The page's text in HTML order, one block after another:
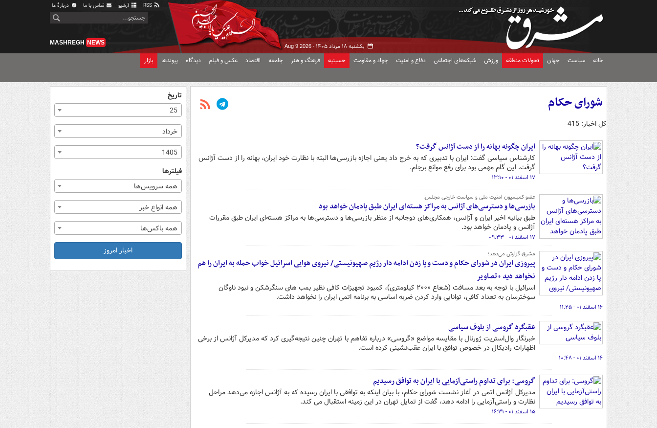
آرشیو تماس با ما دربارهٔ ما
یکشنبه ۱۸ مرداد ۱۴۰۵ - Aug 9 2026
MASHREGH NEWS
خانه سیاست جهان تحولات منطقه ورزش شبکه‌های اجتماعی دفاع و امنیت جهاد و مقاومت حسینیه فرهنگ و هنر جامعه اقتصاد عکس و فیلم دیدگاه پیوندها بازار
شورای حکام
کل اخبار: 415
ایران چگونه بهانه را از دست آژانس گرفت؟
کارشناس سیاسی گفت: ایران با تدبیری که به خرج داد یعنی اجازه بازرسی‌ها البته با نظارت خود ایران، بهانه را از دست آژانس
گرفت. این گام مهمی بود برای رفع موانع برجام.
۱۷ اسفند ۰۱ - ۱۳:۱۰
عضو کمیسیون امنیت ملی و سیاست خارجی مجلس:
بازرسی‌ها و دسترسی‌های آژانس به مراکز هسته‌ای ایران طبق پادمان خواهد بود
طبق بیانیه اخیر ایران و آژانس، همکاری‌های دوجانبه از منظر بازرسی‌ها و دسترسی‌ها به مراکز هسته‌ای ایران طبق مقررات
آژانس و پادمان خواهد بود.
۱۷ اسفند ۰۱ - ۰۹:۳۳
مشرق گزارش می‌دهد؛
پیروزی ایران در شورای حکام و دست و پا زدن ادامه دار رژیم صهیونیستی/ نیروی هوایی اسرائیل خواب حمله به ایران را هم
نخواهد دید +تصاویر
اسرائیل با توجه به بعد مسافت (شعاع ۲۰۰۰ کیلومتری)، کمبود تجهیزات کافی نظیر بمب های سنگرشکن و نبود ناوگان
سوخترسان به تعداد کافی، توانایی وارد کردن ضربه اساسی به برنامه اتمی ایران را نخواهد داشت.
۱۶ اسفند ۰۱ - ۱۱:۲۵
عقبگرد گروسی از بلوف سیاسی
خبرنگار وال‌استریت‌ ژورنال با مقایسه مواضع «گروسی» درباره تفاهم با تهران چنین نتیجه‌گیری کرد که مدیرکل آژانس از برخی
اظهارات رادیکال در خصوص توافق با ایران عقب‌نشینی کرده است.
۱۶ اسفند ۰۱ - ۱۰:۴۸
گروسی: برای تداوم راستی‌آزمایی با ایران به توافق رسیدیم
مدیرکل آژانس اتمی در آغاز نشست شورای حکام، با بیان اینکه به توافقی با ایران رسیده که به آژانس اجازه می‌دهد مراحل
نظارت و راستی‌آزمایی را ادامه دهد، گفت از تمایل تهران در این زمینه استقبال می کند.
۱۵ اسفند ۰۱ - ۱۶:۳۱
تاریخ
25
خرداد
1405
فیلترها
همه سرویس‌ها
همه انواع خبر
همه باکس‌ها
اخبار امروز